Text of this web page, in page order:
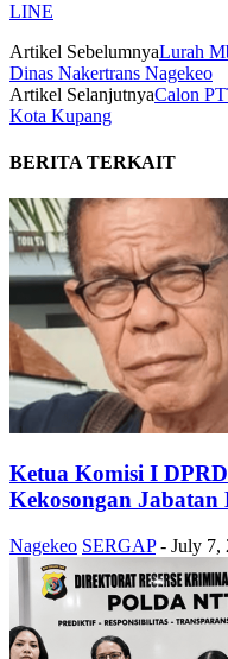
LINE
Artikel SebelumnyaLurah
Dinas Nakertrans Nagekeo
Artikel SelanjutnyaCalon
Kota Kupang
BERITA TERKAIT
Ketua Komisi I
Kekosongan Jabatan
Nagekeo SERGAP - July 7,